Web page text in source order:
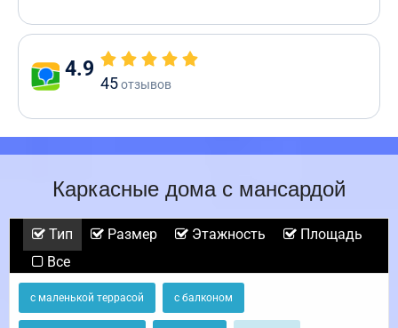
4.9
45отзывов
Каркасные дома с мансардой
Тип Размер Этажность
Площадь
Все
с маленькой террасой с балконом